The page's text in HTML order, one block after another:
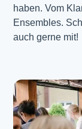
haben. Vom
Ensembles.
auch gerne mit!